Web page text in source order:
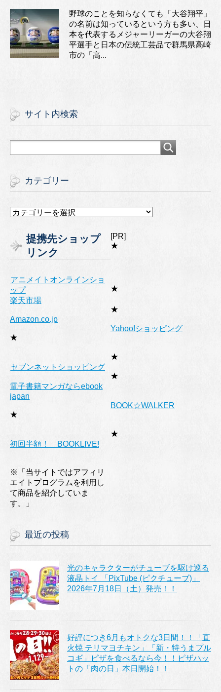
野球のことを知らなくても「大谷翔平」
の名前は知っているという方も多い、日
本を代表するメジャーリーガーの大谷翔
平選手と日本の伝統工芸品で群馬県高崎
市の「高...
サイト内検索
カテゴリー
カ
リ
ー
提携先ショップ
リンク
[PR]
★
アニメイトオンラインショ
ップ
★
楽天市場
★
Amazon.co.jp
★
Yahoo!ショッピング
★
セブンネットショッピング
★
電子書籍マンガならebook
japan
★
BOOK☆WALKER
★
初回半額！ BOOKLIVE!
※「当サイトではアフィリ
エイトプログラムを利用し
て商品を紹介していま
す。」
最近の投稿
光のキャラクターがチューブを駆け巡る
液晶トイ 「PixTube (ピクチューブ)」
2026年7月18日（土）発売！！
好評につき6月もオトクな3日間！！「直
火焼 テリマヨチキン」「新・特うまプル
コギ」ピザを食べるなら今！！ピザハッ
トの「肉の日」本日開始！！